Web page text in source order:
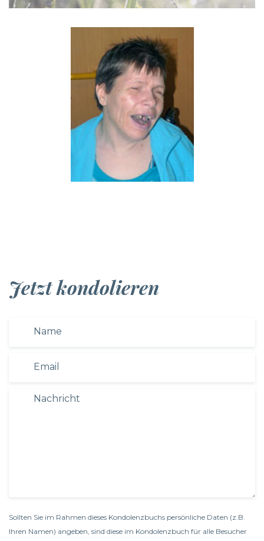
Jetzt kondolieren
Sollten Sie im Rahmen dieses Kondolenzbuchs persönliche Daten (z.B.
Ihren Namen) angeben, sind diese im Kondolenzbuch für alle Besucher